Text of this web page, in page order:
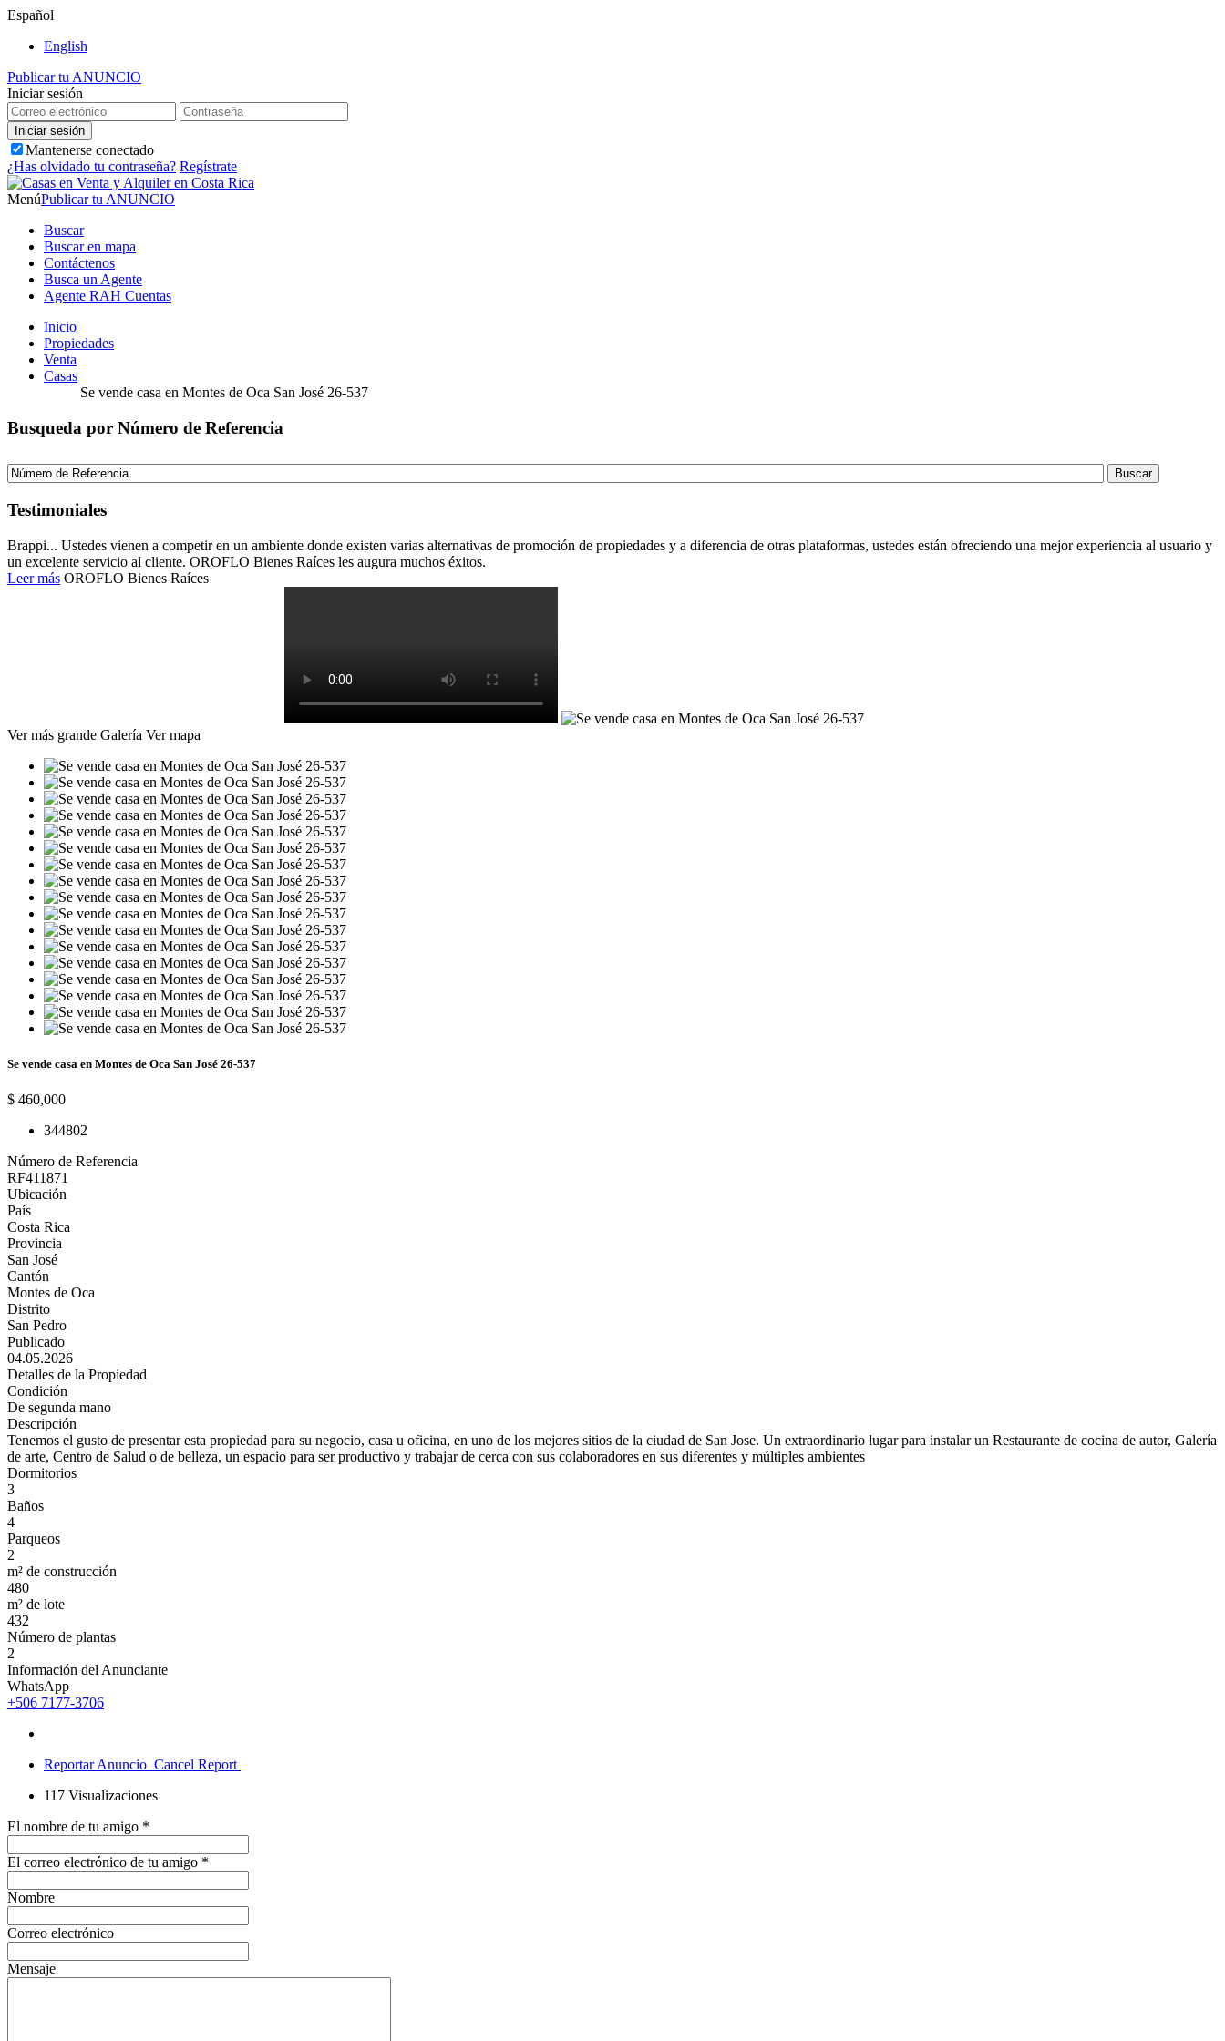
Español
English
Publicar tu ANUNCIO
Iniciar sesión
Mantenerse conectado
¿Has olvidado tu contraseña? Regístrate
MenúPublicar tu ANUNCIO
Buscar
Buscar en mapa
Contáctenos
Busca un Agente
Agente RAH Cuentas
Inicio
Propiedades
Venta
Casas
Se vende casa en Montes de Oca San José 26-537
Busqueda por Número de Referencia
Testimoniales
Brappi... Ustedes vienen a competir en un ambiente donde existen varias alternativas de promoción de propiedades y a diferencia de otras plataformas, ustedes están ofreciendo una mejor experiencia al usuario y
un excelente servicio al cliente. OROFLO Bienes Raíces les augura muchos éxitos.
Leer más OROFLO Bienes Raíces
Ver más grande Galería Ver mapa
Se vende casa en Montes de Oca San José 26-537
$ 460,000
344802
Número de Referencia
RF411871
Ubicación
País
Costa Rica
Provincia
San José
Cantón
Montes de Oca
Distrito
San Pedro
Publicado
04.05.2026
Detalles de la Propiedad
Condición
De segunda mano
Descripción
Tenemos el gusto de presentar esta propiedad para su negocio, casa u oficina, en uno de los mejores sitios de la ciudad de San Jose. Un extraordinario lugar para instalar un Restaurante de cocina de autor, Galería
de arte, Centro de Salud o de belleza, un espacio para ser productivo y trabajar de cerca con sus colaboradores en sus diferentes y múltiples ambientes
Dormitorios
3
Baños
4
Parqueos
2
m² de construcción
480
m² de lote
432
Número de plantas
2
Información del Anunciante
WhatsApp
+506 7177-3706
Reportar Anuncio Cancel Report
117 Visualizaciones
El nombre de tu amigo *
El correo electrónico de tu amigo *
Nombre
Correo electrónico
Mensaje